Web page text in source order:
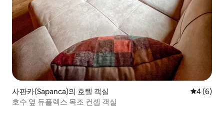
사판카(Sapanca)의 호텔 객실 평점 4점
4 (6)
호수 옆 듀플렉스 목조 컨셉 객실